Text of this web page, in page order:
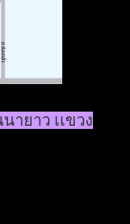
ายาว เเขวง